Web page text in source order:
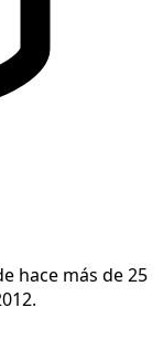
hace más de 25